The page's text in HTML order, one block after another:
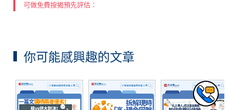
可做免費按揭預先評估：
你可能感興趣的文章